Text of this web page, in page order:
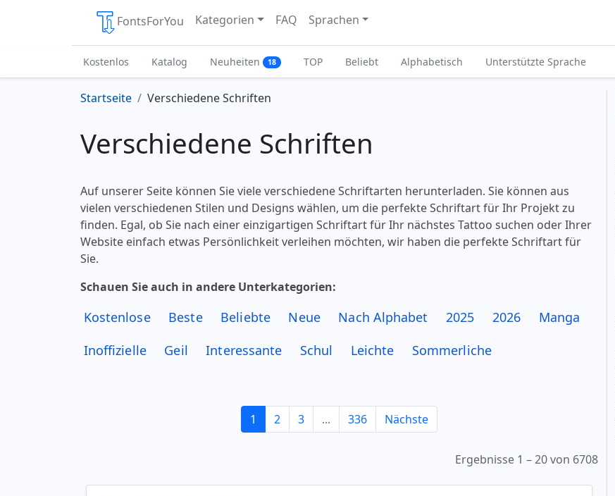
FontsForYou Kategorien FAQ Sprachen
Kostenlos Katalog Neuheiten 18 TOP Beliebt Alphabetisch Unterstützte Sprache
Startseite Verschiedene Schriften
Verschiedene Schriften
Auf unserer Seite können Sie viele verschiedene Schriftarten herunterladen. Sie können aus
vielen verschiedenen Stilen und Designs wählen, um die perfekte Schriftart für Ihr Projekt zu
finden. Egal, ob Sie nach einer einzigartigen Schriftart für Ihr nächstes Tattoo suchen oder Ihrer
Website einfach etwas Persönlichkeit verleihen möchten, wir haben die perfekte Schriftart für
Sie.
Schauen Sie auch in andere Unterkategorien:
Kostenlose Beste Beliebte Neue Nach Alphabet 2025 2026
Manga
Inoffizielle
Geil Interessante Schul Leichte Sommerliche
1 2 3 ... 336 Nächste
Ergebnisse 1 – 20 von 6708